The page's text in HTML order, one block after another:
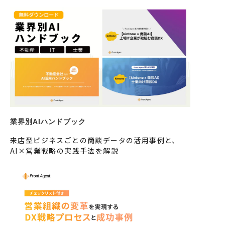
業界別AIハンドブック
来店型ビジネスごとの商談データの活用事例と、
AI×営業戦略の実践手法を解説